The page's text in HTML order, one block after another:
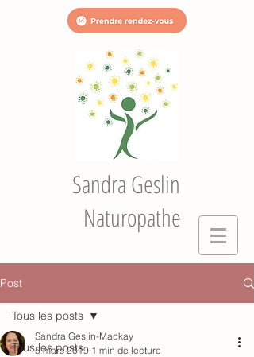
Sandra Geslin
Naturopathe
Post
Tous les posts
Tous les posts
Sandra Geslin-Mackay
5 mars 2019 1 min de lecture